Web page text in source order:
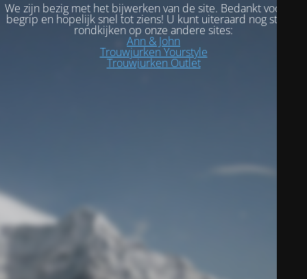
We zijn bezig met het bijwerken van de site. Bedankt voor uw
begrip en hopelijk snel tot ziens! U kunt uiteraard nog steeds
rondkijken op onze andere sites:
Ann & John
Trouwjurken Yourstyle
Trouwjurken Outlet